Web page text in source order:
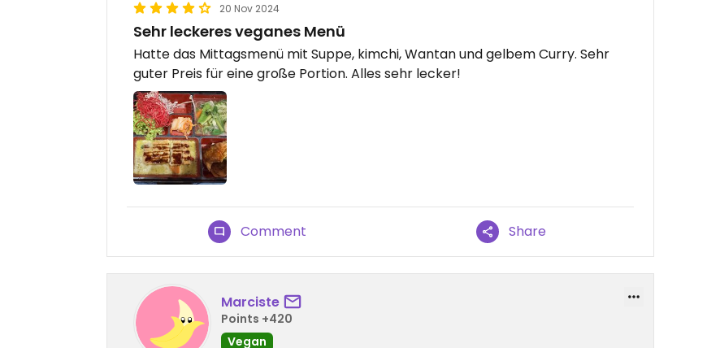
20 Nov 2024
Sehr leckeres veganes Menü
Hatte das Mittagsmenü mit Suppe, kimchi, Wantan und gelbem Curry. Sehr
guter Preis für eine große Portion. Alles sehr lecker!
Comment Share
Marciste
Points +420
Vegan